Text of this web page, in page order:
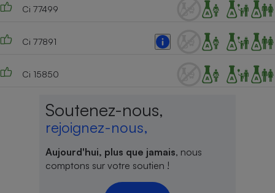
Ci 77499
Ci 77891
Ci 15850
Soutenez-nous,
rejoignez-nous,
Aujourd'hui, plus que jamais, nous
comptons sur votre soutien !